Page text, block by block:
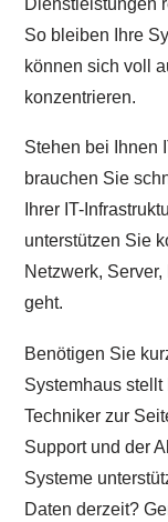
So bleiben Ihre
können sich voll
konzentrieren.
Stehen bei Ihnen
brauchen Sie
Ihrer IT-
unterstützen Sie
Netzwerk,
geht.
Benötigen Sie
Systemhaus
Techniker zur
Support und der
Systeme
Daten derzeit?